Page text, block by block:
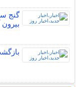
بیرون
بازگشت